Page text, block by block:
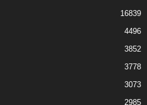
16839
4496
3852
3778
3073
2985